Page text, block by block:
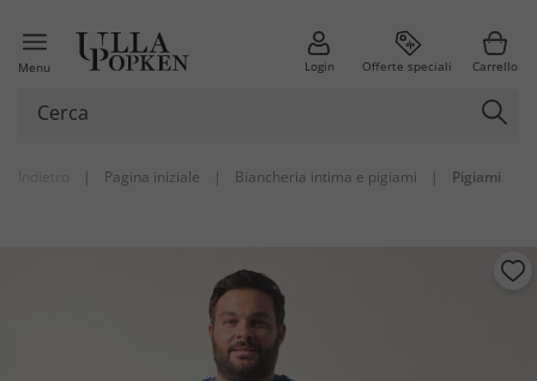
Menu Login Offerte speciali Carrello
| Pagina iniziale | Biancheria intima e pigiami | Pigiami